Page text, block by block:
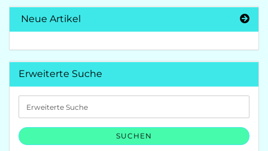
Neue Artikel
Erweiterte Suche
Suche
SUCHEN